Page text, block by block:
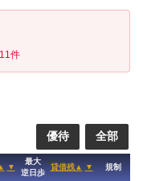
11件
優待 全部
▼
最大
逆日歩
貸借残▲ ▼ 規制